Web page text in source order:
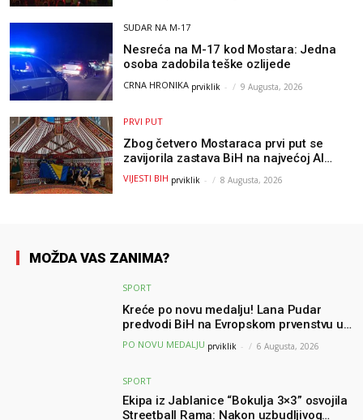
SUDAR NA M-17
Nesreća na M-17 kod Mostara: Jedna
osoba zadobila teške ozlijede
CRNA HRONIKA prviklik - 9 Augusta, 2026
PRVI PUT
Zbog četvero Mostaraca prvi put se
zavijorila zastava BiH na najvećoj AI
olimpijadi, a sada je njihov mentor
postao član komiteta Međunarodne
VIJESTI BIH prviklik - 8 Augusta, 2026
MOŽDA VAS ZANIMA?
SPORT
Kreće po novu medalju! Lana Pudar
predvodi BiH na Evropskom prvenstvu u
Parizu
PO NOVU MEDALJU prviklik - 6 Augusta, 2026
SPORT
Ekipa iz Jablanice “Bokulja 3×3” osvojila
Streetball Rama: Nakon uzbudljivog